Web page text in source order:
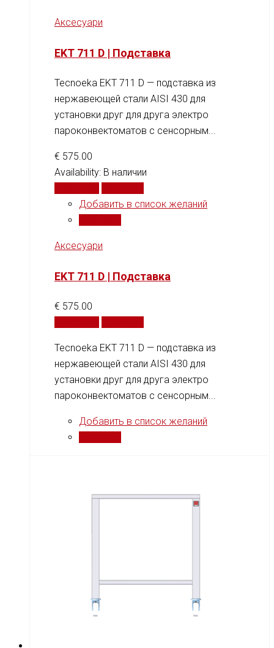
Аксесуари
EKT 711 D | Подставка
Tecnoeka EKT 711 D — подставка из
нержавеющей стали AISI 430 для
установки друг для друга электро
пароконвектоматов с сенсорным...
€ 575.00
Availability: В наличии
Добавить в список желаний
Аксесуари
EKT 711 D | Подставка
€ 575.00
Tecnoeka EKT 711 D — подставка из
нержавеющей стали AISI 430 для
установки друг для друга электро
пароконвектоматов с сенсорным...
Добавить в список желаний